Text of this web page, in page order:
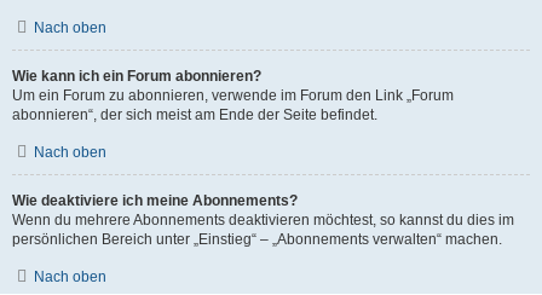
Nach oben
Wie kann ich ein Forum abonnieren?
Um ein Forum zu abonnieren, verwende im Forum den Link „Forum
abonnieren“, der sich meist am Ende der Seite befindet.
Nach oben
Wie deaktiviere ich meine Abonnements?
Wenn du mehrere Abonnements deaktivieren möchtest, so kannst du dies im
persönlichen Bereich unter „Einstieg“ – „Abonnements verwalten“ machen.
Nach oben